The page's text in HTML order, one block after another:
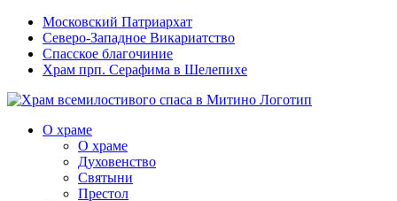
Московский Патриархат
Северо-Западное Викариатство
Спасское благочиние
Храм прп. Серафима в Шелепихе
О храме
О храме
Духовенство
Святыни
Престол